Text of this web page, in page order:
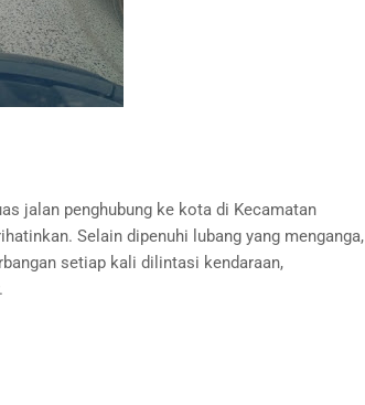
jalan penghubung ke kota di Kecamatan
Selain dipenuhi lubang yang menganga,
setiap kali dilintasi kendaraan,